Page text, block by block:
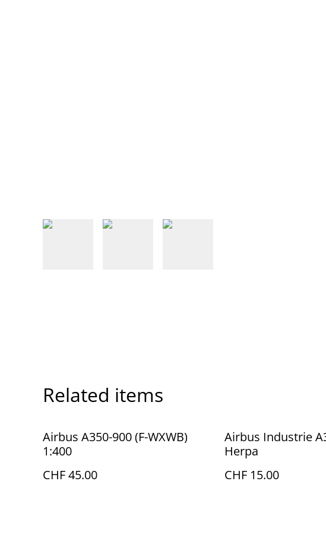
Related items
Airbus A350-900 (F-WXWB)
1:400
CHF 45.00
Airbus Industrie
Herpa
CHF 15.00